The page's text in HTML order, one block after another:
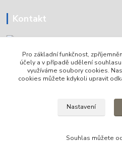
Kontakt
Tomáš Holoubek
+420736720979
Pro základní funkčnost,
účely a v případě udělení
využíváme soubory cookies.
cookies můžete kdykoli upravit
Nastavení
Souhlas můžete